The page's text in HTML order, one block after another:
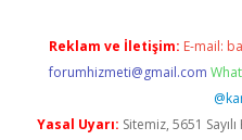
Reklam ve İletişim: E-mail:
forumhizmeti@gmail.com
Yasal Uyarı: Sitemiz, 5651